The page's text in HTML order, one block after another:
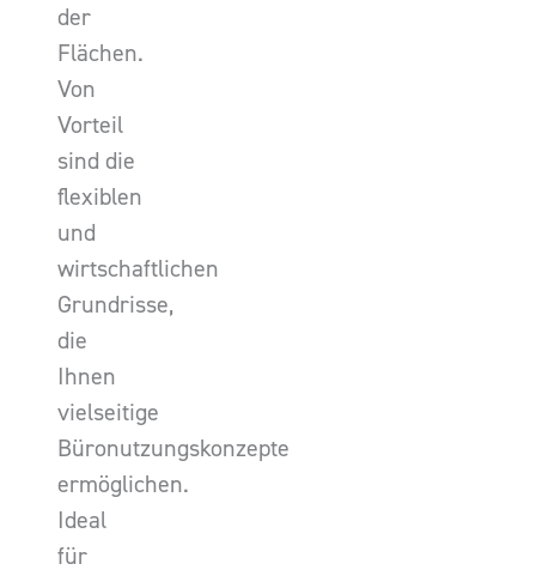
der
Flächen.
Von
Vorteil
sind die
flexiblen
und
wirtschaftlichen
Grundrisse,
die
Ihnen
vielseitige
Büronutzungskonzepte
ermöglichen.
Ideal
für